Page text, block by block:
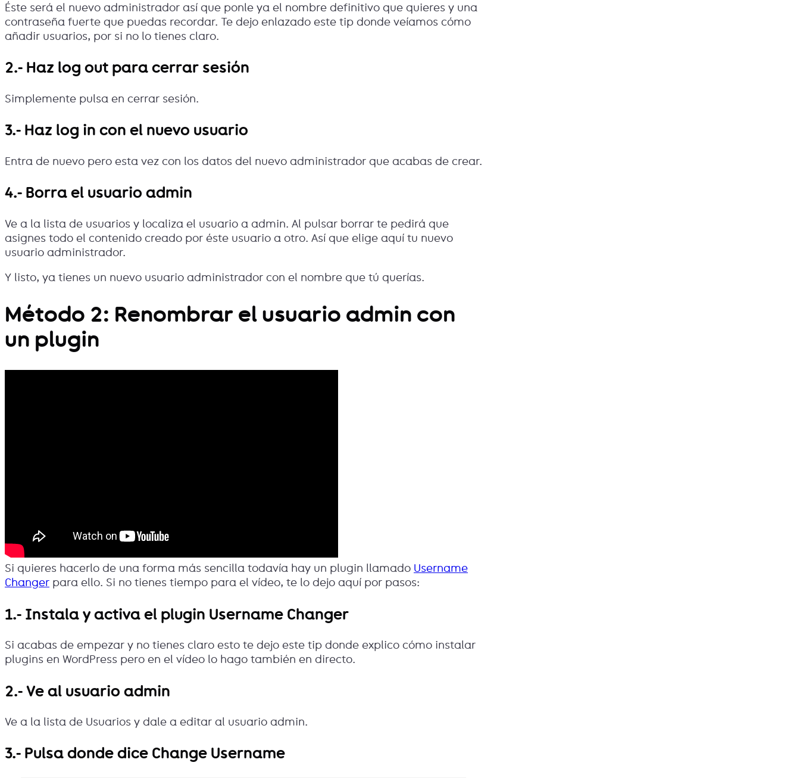
Éste será el nuevo administrador así que ponle ya el nombre definitivo que quieres y una
contraseña fuerte que puedas recordar. Te dejo enlazado este tip donde veíamos cómo
añadir usuarios, por si no lo tienes claro.
2.- Haz log out para cerrar sesión
Simplemente pulsa en cerrar sesión.
3.- Haz log in con el nuevo usuario
Entra de nuevo pero esta vez con los datos del nuevo administrador que acabas de crear.
4.- Borra el usuario admin
Ve a la lista de usuarios y localiza el usuario a admin. Al pulsar borrar te pedirá que
asignes todo el contenido creado por éste usuario a otro. Así que elige aquí tu nuevo
usuario administrador.
Y listo, ya tienes un nuevo usuario administrador con el nombre que tú querías.
Método 2: Renombrar el usuario admin con
un plugin
Si quieres hacerlo de una forma más sencilla todavía hay un plugin llamado Username
Changer para ello. Si no tienes tiempo para el vídeo, te lo dejo aquí por pasos:
1.- Instala y activa el plugin Username Changer
Si acabas de empezar y no tienes claro esto te dejo este tip donde explico cómo instalar
plugins en WordPress pero en el vídeo lo hago también en directo.
2.- Ve al usuario admin
Ve a la lista de Usuarios y dale a editar al usuario admin.
3.- Pulsa donde dice Change Username